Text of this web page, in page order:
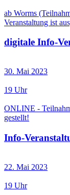
ab Worms
Veranstaltung ist
digitale Info-
30. Mai 2023
19 Uhr
ONLINE -
gestellt!
Info-
22. Mai 2023
19 Uhr